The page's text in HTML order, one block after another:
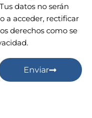
datos no serán
a acceder, rectificar
derechos como se
Enviar